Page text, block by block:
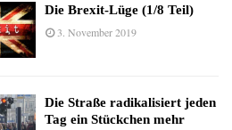
Die Brexit-Lüge (1/8 Teil)
3. November 2019
Die Straße radikalisiert jeden
Tag ein Stückchen mehr